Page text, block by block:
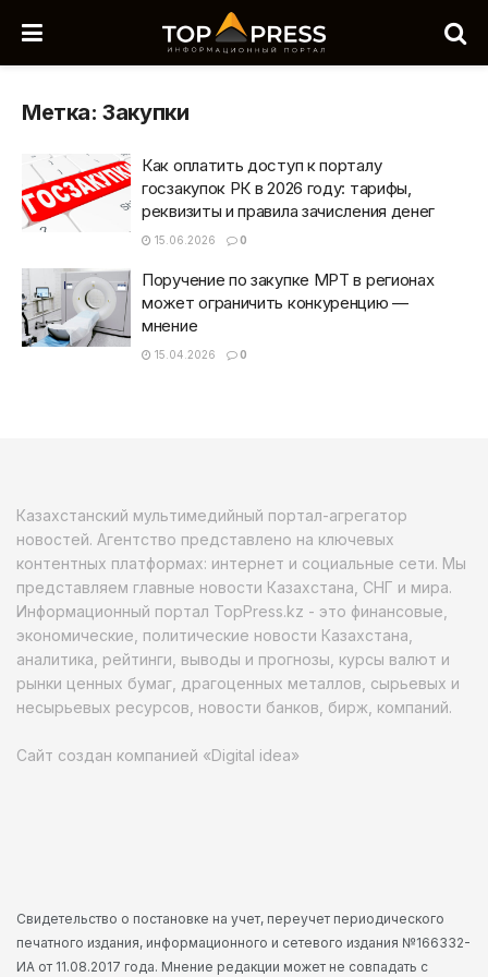
Метка:Закупки
Как оплатить доступ к порталу
госзакупок РК в 2026 году: тарифы,
реквизиты и правила зачисления денег
15.06.2026 0
Поручение по закупке МРТ в регионах
может ограничить конкуренцию —
мнение
15.04.2026 0
Казахстанский мультимедийный портал-агрегатор
новостей. Агентство представлено на ключевых
контентных платформах: интернет и социальные сети. Мы
представляем главные новости Казахстана, СНГ и мира.
Информационный портал TopPress.kz - это финансовые,
экономические, политические новости Казахстана,
аналитика, рейтинги, выводы и прогнозы, курсы валют и
рынки ценных бумаг, драгоценных металлов, сырьевых и
несырьевых ресурсов, новости банков, бирж, компаний.
Сайт создан компанией «Digital idea»
Свидетельство о постановке на учет, переучет периодического
печатного издания, информационного и сетевого издания №166332-
ИА от 11.08.2017 года. Мнение редакции может не совпадать с